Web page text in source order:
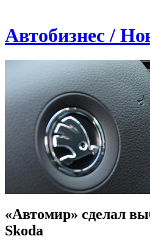
Автобизнес /
«Автомир» сделал
Skoda